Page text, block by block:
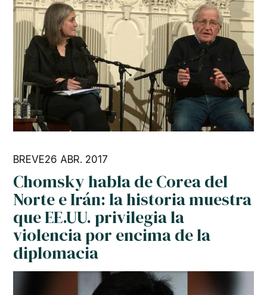
BREVE26 ABR. 2017
Chomsky habla de Corea del
Norte e Irán: la historia muestra
que EE.UU. privilegia la
violencia por encima de la
diplomacia